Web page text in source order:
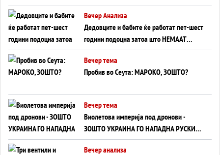
Германија до Црното Море...
Вечер Анализа
Дедовците и бабите ќе работат пет-шест
години подоцна затоа што НЕМААТ
ВНУЦИ ДА ГИ ЗАМЕНАТ
Вечер тема
Пробив во Сеута: МАРОКО, ЗОШТО?
Вечер тема
Виолетова империја под дронови -
ЗОШТО УКРАИНА ГО НАПАДНА РУСКИОТ
WILDBERRIES
Вечер анализа